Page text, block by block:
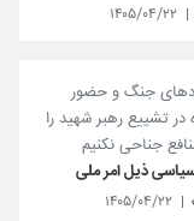
۱۴۰۵/۰۴/۲۲
جنگ و حضور
در تشییع رهبر شهید را
جناحی نکنیم
ذیل امر ملی
۱۴۰۵/۰۴/۲۲